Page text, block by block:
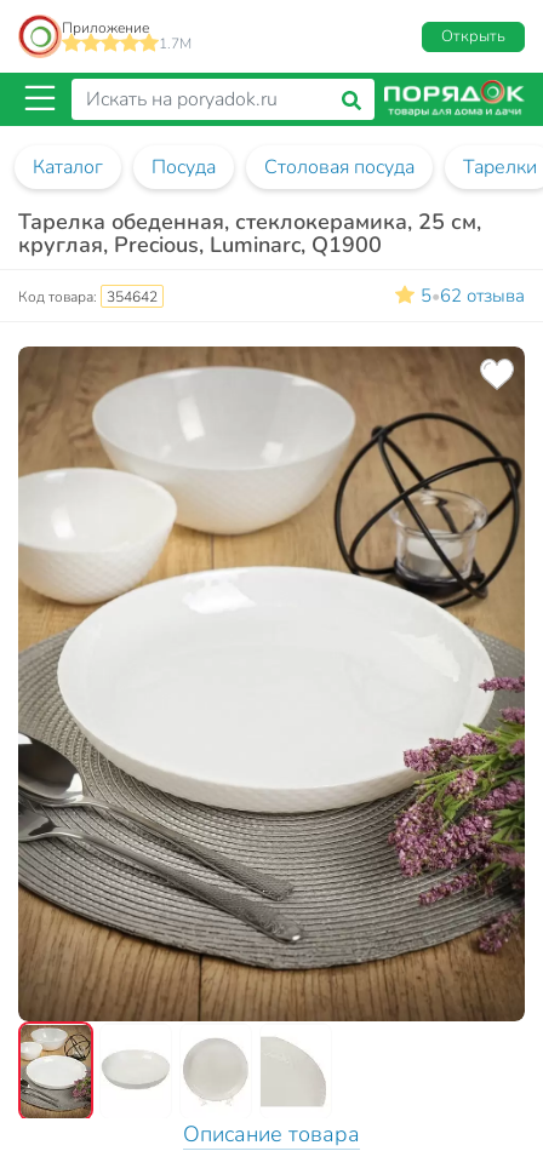
Приложение
1.7M
Открыть
Каталог Посуда Столовая посуда Тарелки
Тарелка обеденная, стеклокерамика, 25 см,
круглая, Precious, Luminarc, Q1900
Код товара: 354642 5•62 отзыва
Описание товара